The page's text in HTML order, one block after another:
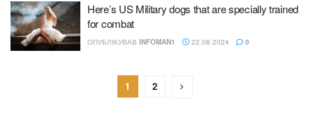
Here’s US Military dogs that are specially trained
for combat
ОПУБЛІКУВАВ INFOMAN1 22.08.2024 0
1 2